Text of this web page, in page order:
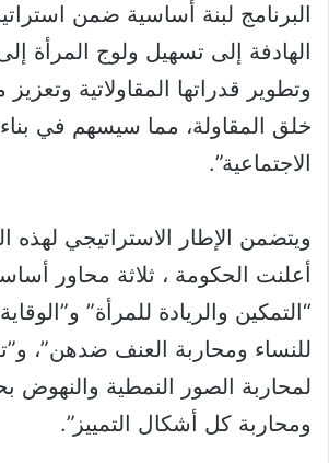
البرنامج لبنة أساسية ضمن
الهادفة إلى تسهيل ولوج المرأة
وتطوير قدراتها المقاولاتية وتعزيز
خلق المقاولة، مما سيسهم في بناء
الاجتماعية”.
ويتضمن الإطار الاستراتيجي لهذه
أعلنت الحكومة ، ثلاثة محاور
“التمكين والريادة للمرأة”
للنساء ومحاربة العنف ضدهن”،
لمحاربة الصور النمطية والنهوض
ومحاربة كل أشكال التمييز”.